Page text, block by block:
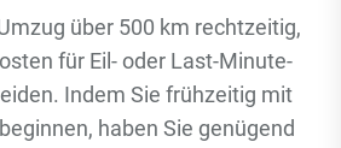
über 500 km rechtzeitig,
für Eil- oder Last-Minute-
Indem Sie frühzeitig mit
haben Sie genügend